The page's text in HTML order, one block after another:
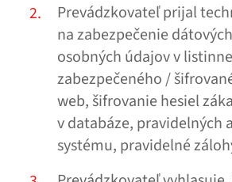
Prevádzkovateľ prijal
na zabezpečenie
osobných údajov v
zabezpečeného /
web, šifrovanie hesiel
v databáze, pravidelných
systému, pravidelné